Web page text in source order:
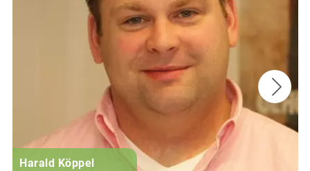
Harald Köppel